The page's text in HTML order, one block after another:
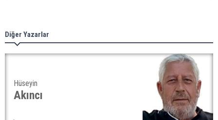
Diğer Yazarlar
Hüseyin
Akıncı